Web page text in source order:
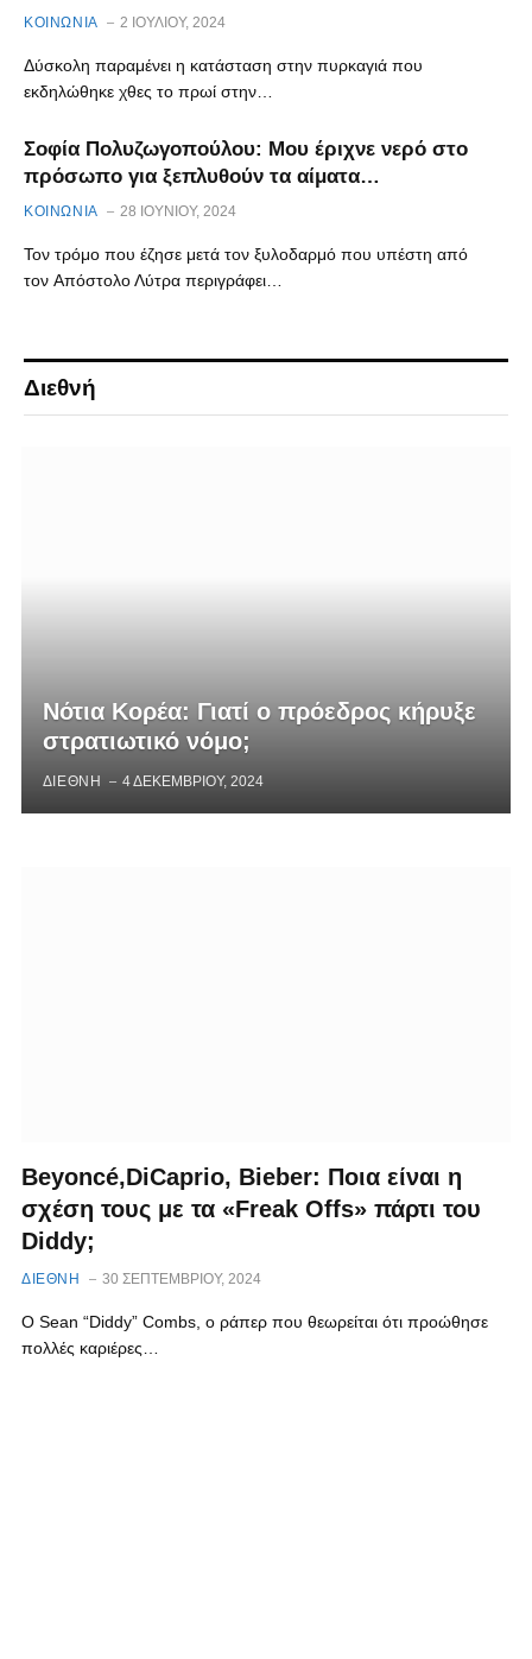
ΚΟΙΝΩΝΙΑ 2 ΙΟΥΛΊΟΥ, 2024
Δύσκολη παραμένει η κατάσταση στην πυρκαγιά που
εκδηλώθηκε χθες το πρωί στην…
Σοφία Πολυζωγοπούλου: Μου έριχνε νερό στο
πρόσωπο για ξεπλυθούν τα αίματα…
ΚΟΙΝΩΝΙΑ 28 ΙΟΥΝΊΟΥ, 2024
Τον τρόμο που έζησε μετά τον ξυλοδαρμό που υπέστη από
τον Απόστολο Λύτρα περιγράφει…
Διεθνή
Νότια Κορέα: Γιατί ο πρόεδρος κήρυξε
στρατιωτικό νόμο;
ΔΙΕΘΝΗ 4 ΔΕΚΕΜΒΡΊΟΥ, 2024
Beyoncé,DiCaprio, Bieber: Ποια είναι η
σχέση τους με τα «Freak Offs» πάρτι του
Diddy;
ΔΙΕΘΝΗ 30 ΣΕΠΤΕΜΒΡΊΟΥ, 2024
Ο Sean “Diddy” Combs, o ράπερ που θεωρείται ότι προώθησε
πολλές καριέρες…